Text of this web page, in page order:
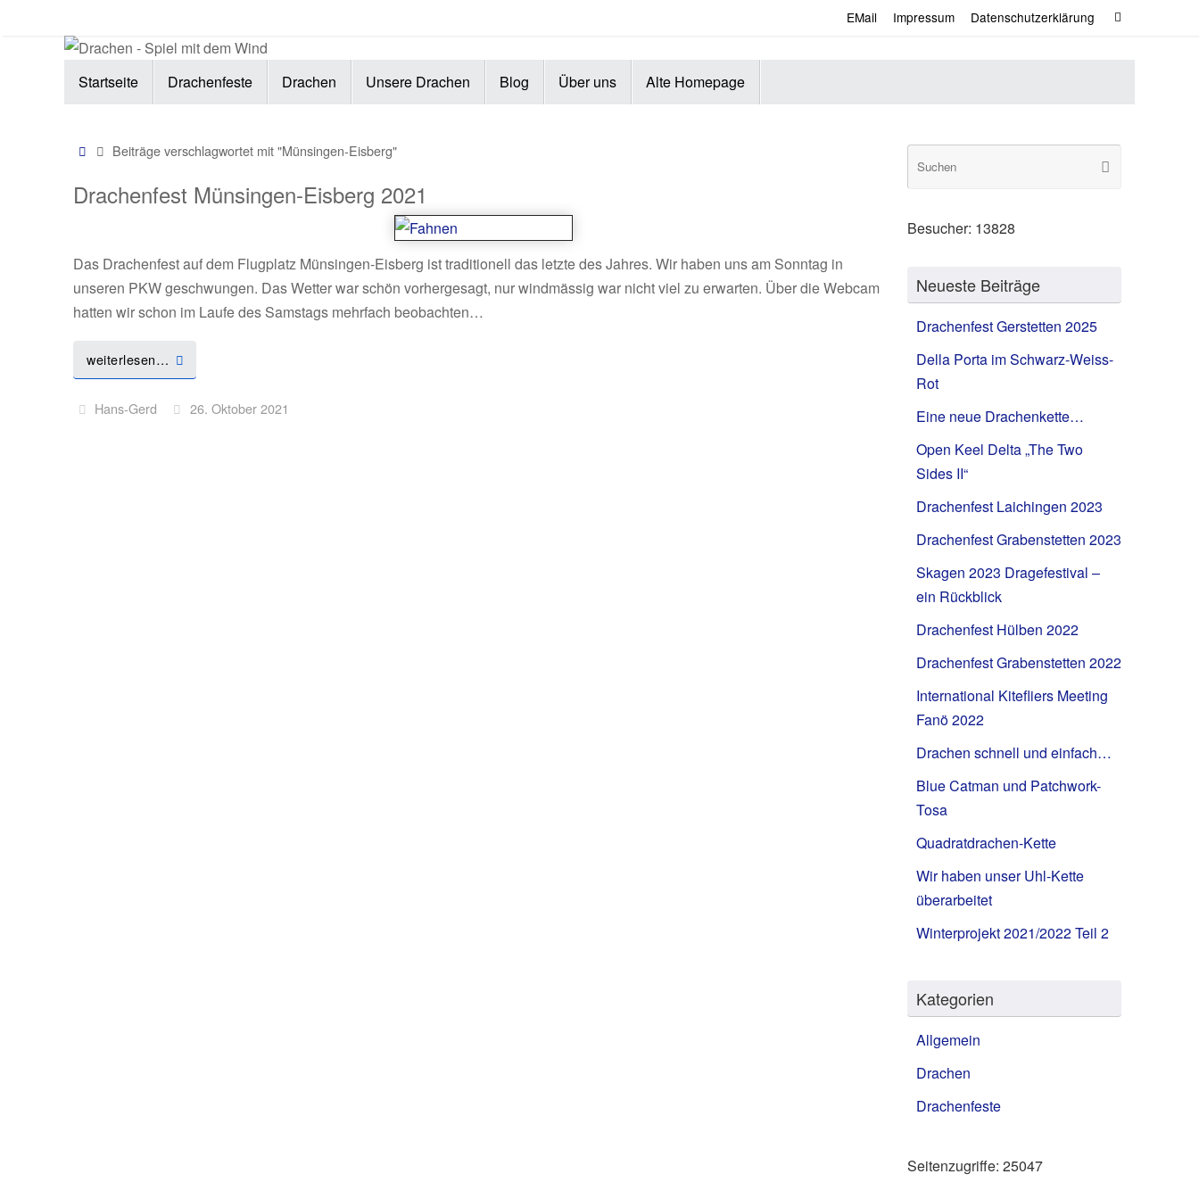
EMail Impressum Datenschutzerklärung Suchen
Inhalt
Startseite Drachenfeste Drachen Unsere Drachen Blog Über uns Alte Homepage
StartBeiträge verschlagwortet mit "Münsingen-Eisberg"
Drachenfest Münsingen-Eisberg 2021
Das Drachenfest auf dem Flugplatz Münsingen-Eisberg ist traditionell das letzte des Jahres. Wir haben uns am Sonntag in
unseren PKW geschwungen. Das Wetter war schön vorhergesagt, nur windmässig war nicht viel zu erwarten. Über die Webcam
hatten wir schon im Laufe des Samstags mehrfach beobachten…
weiterlesen…
Hans-Gerd 26. Oktober 2021
Suchen
Besucher: 13828
Neueste Beiträge
Drachenfest Gerstetten 2025
Della Porta im Schwarz-Weiss-
Rot
Eine neue Drachenkette…
Open Keel Delta „The Two
Sides II“
Drachenfest Laichingen 2023
Drachenfest Grabenstetten 2023
Skagen 2023 Dragefestival –
ein Rückblick
Drachenfest Hülben 2022
Drachenfest Grabenstetten 2022
International Kitefliers Meeting
Fanö 2022
Drachen schnell und einfach…
Blue Catman und Patchwork-
Tosa
Quadratdrachen-Kette
Wir haben unser Uhl-Kette
überarbeitet
Winterprojekt 2021/2022 Teil 2
Kategorien
Allgemein
Drachen
Drachenfeste
Seitenzugriffe: 25047